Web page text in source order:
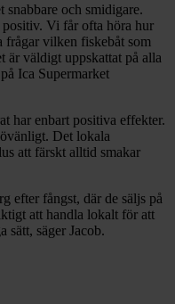
och smidigare.
positiv. Vi får ofta höra hur
frågar vilken fiskebåt som
är väldigt uppskattat på alla
Ica Supermarket
har enbart positiva effekter.
Det lokala
att färskt alltid smakar
efter fångst, där de säljs på
att handla lokalt för att
sätt, säger Jacob.